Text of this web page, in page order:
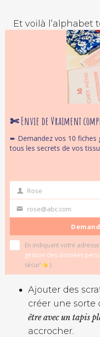
Et voilà l’alphabet
Et voici toutes les
Idée
Évidemment,
plusieurs idées
alphabet textile.
Ajouter des
créer une sorte
être avec un tapis
accrocher.
✄ Envie de Vraiment
➨ Demandez vos 10 fiches
tous les secrets de vos
first
name
Rose
Your
email
rose@abc.com
En indiquant votre
gestion des données
sécur'
)